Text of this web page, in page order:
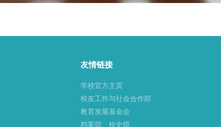
友情链接
学校官方主页
校友工作与社会合作部
教育发展基金会
档案馆、校史馆